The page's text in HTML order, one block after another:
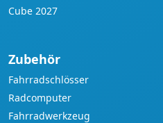
Cube 2027
Zubehör
Fahrradschlösser
Radcomputer
Fahrradwerkzeug